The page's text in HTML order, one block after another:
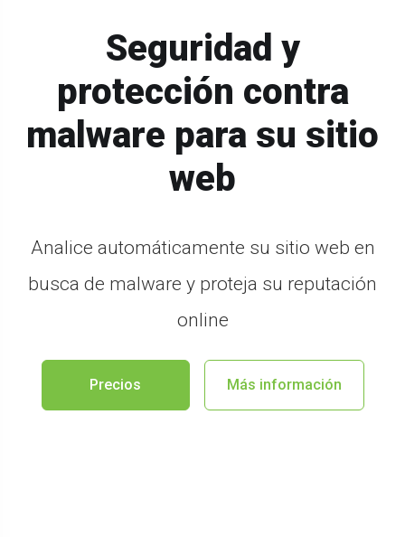
Seguridad y
protección contra
malware para su sitio
web
Analice automáticamente su sitio web en
busca de malware y proteja su reputación
online
Precios Más información